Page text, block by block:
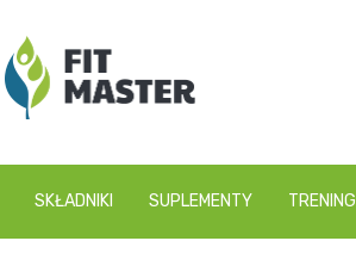
fitmaster.pl
SKŁADNIKI SUPLEMENTY TRENING